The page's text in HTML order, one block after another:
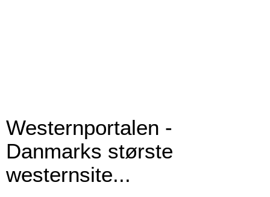
Westernportalen -
Danmarks største
westernsite...